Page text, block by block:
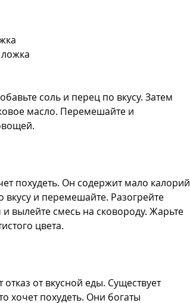
соль и перец по вкусу. Затем
масло. Перемешайте и
похудеть. Он содержит мало калорий
и перемешайте. Разогрейте
вылейте смесь на сковороду. Жарьте
цвета.
от вкусной еды. Существует
хочет похудеть. Они богаты